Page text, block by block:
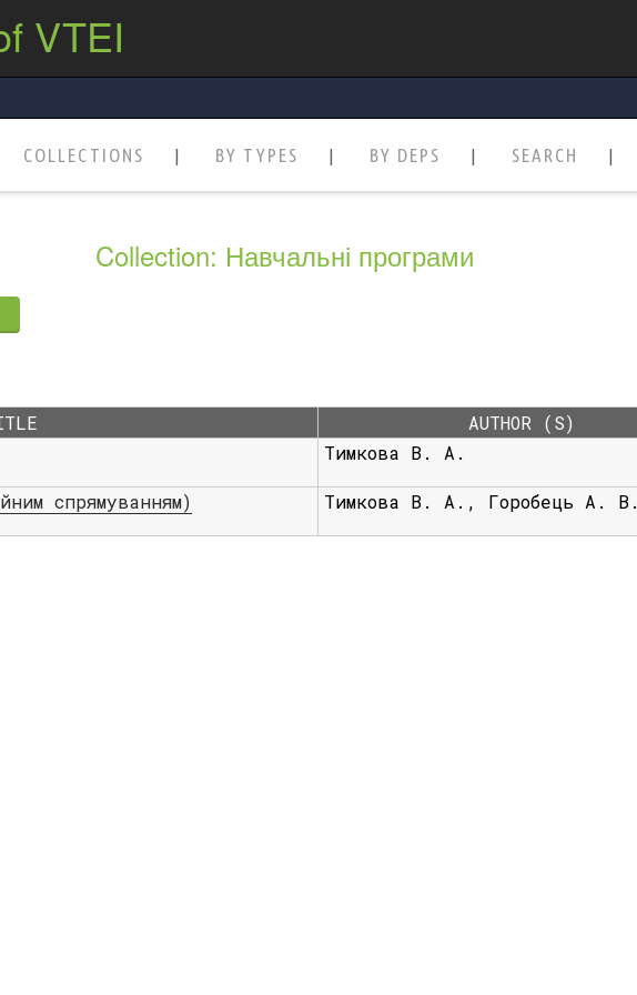
VTEI
COLLECTIONS BY TYPES BY DEPS SEARCH
Collection: Навчальні програми
AUTHOR (S)
Тимкова В. А.
спрямуванням) Тимкова В. А., Горобець А. В.